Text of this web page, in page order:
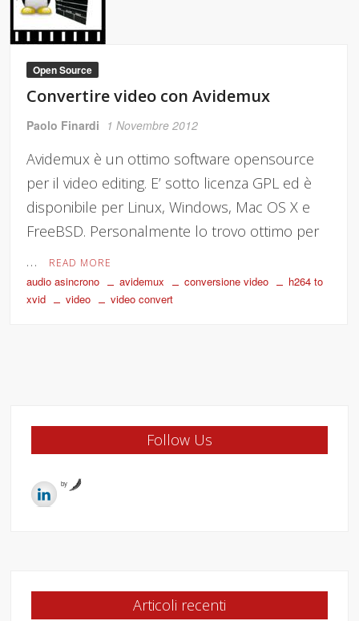
Open Source
Convertire video con Avidemux
Paolo Finardi 1 Novembre 2012
Avidemux è un ottimo software opensource
per il video editing. E’ sotto licenza GPL ed è
disponibile per Linux, Windows, Mac OS X e
FreeBSD. Personalmente lo trovo ottimo per
…
READ MORE
audio asincrono avidemux conversione video
h264 to
xvid
video video convert
Follow Us
by
Articoli recenti